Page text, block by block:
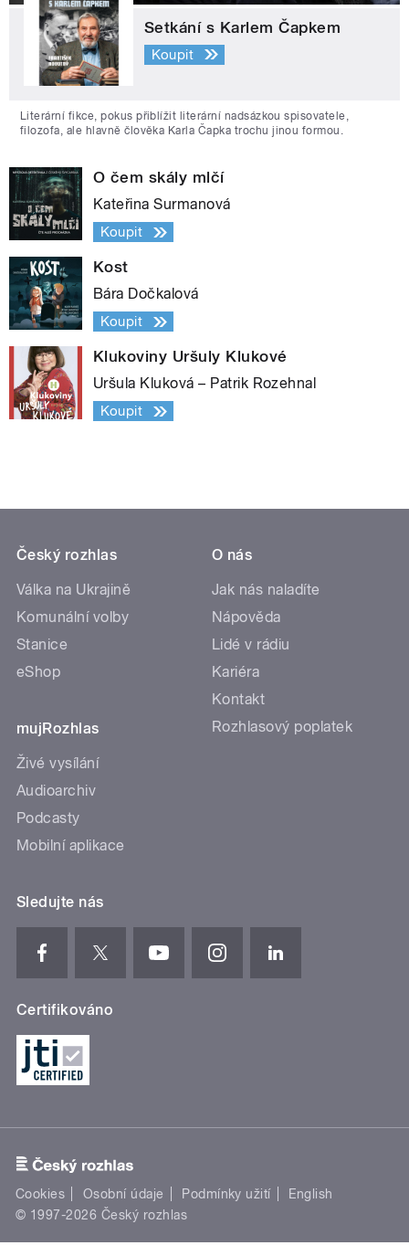
Setkání s Karlem Čapkem
Koupit
Literární fikce, pokus přiblížit literární nadsázkou spisovatele,
filozofa, ale hlavně člověka Karla Čapka trochu jinou formou.
O čem skály mlčí
Kateřina Surmanová
Koupit
Kost
Bára Dočkalová
Koupit
Klukoviny Uršuly Klukové
Uršula Kluková – Patrik Rozehnal
Koupit
Český rozhlas
Válka na Ukrajině
Komunální volby
Stanice
eShop
mujRozhlas
Živé vysílání
Audioarchiv
Podcasty
Mobilní aplikace
O nás
Jak nás naladíte
Nápověda
Lidé v rádiu
Kariéra
Kontakt
Rozhlasový poplatek
Sledujte nás
Certifikováno
Cookies Osobní údaje Podmínky užití
English
© 1997-2026 Český rozhlas